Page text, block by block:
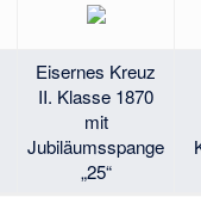
Eisernes Kreuz
II. Klasse 1870
mit
Jubiläumsspange
„25“